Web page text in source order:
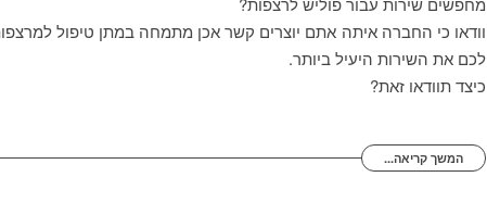
וודאו כי החברה איתה אתם יוצרים קשר אכן מתמחה במתן טיפול
לכם את השירות היעיל ביותר.
כיצד תוודאו זאת?
המשך קריאה...